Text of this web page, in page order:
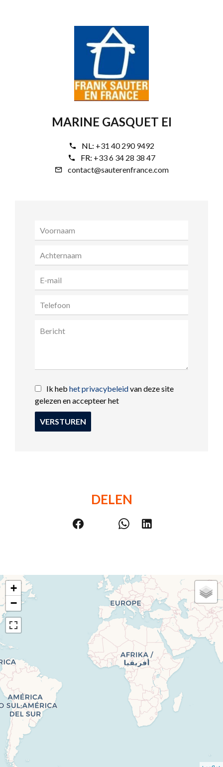
MARINE GASQUET EI
NL: +31 40 290 9492
FR: +33 6 34 28 38 47
contact@sauterenfrance.com
Ik heb het privacybeleidvan deze site
gelezen en accepteer het
VERSTUREN
DELEN
+
−